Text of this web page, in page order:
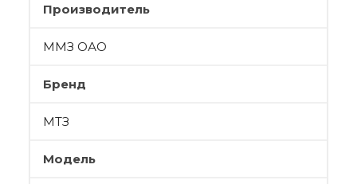
Производитель
ММЗ ОАО
Бренд
МТЗ
Модель